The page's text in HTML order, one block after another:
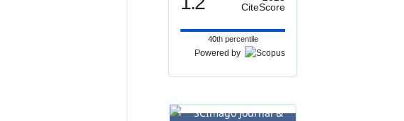
CiteScore
40th percentile
Powered by